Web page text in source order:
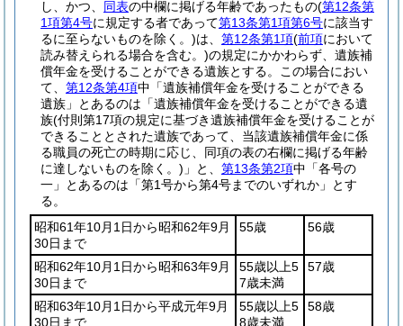
し、かつ、 同表の中欄に掲げる年齢であったもの(第12条第
1項第4号に規定する者であって第13条第1項第6号に該当す
るに至らないものを除く。)は、 第12条第1項(前項において
読み替えられる場合を含む。)の規定にかかわらず、遺族補
償年金を受けることができる遺族とする。
この場合におい
て、 第12条第4項中「遺族補償年金を受けることができる
遺族」とあるのは「遺族補償年金を受けることができる遺
族(付則第17項の規定に基づき遺族補償年金を受けることが
できることとされた遺族であって、当該遺族補償年金に係
る職員の死亡の時期に応じ、同項の表の右欄に掲げる年齢
に達しないものを除く。) 」と、 第13条第2項中「各号の
一」とあるのは「第1号から第4号までのいずれか」とす
る。
昭和61年10月1日から昭和62年9月
30日まで
55歳 56歳
昭和62年10月1日から昭和63年9月
30日まで
55歳以上5
7歳未満
57歳
昭和63年10月1日から平成元年9月
30日まで
55歳以上5
8歳未満
58歳